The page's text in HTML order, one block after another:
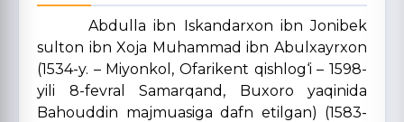
Abdulla ibn Iskandarxon ibn Jonibek
sulton ibn Xoja Muhammad ibn Abulxayrxon
(1534-y. – Miyonkol, Ofarikent qishlog‘i – 1598-
yili 8-fevral Samarqand, Buxoro yaqinida
Bahouddin majmuasiga dafn etilgan) (1583-